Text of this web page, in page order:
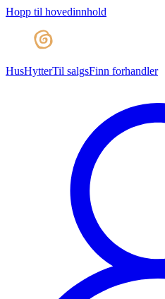
Hopp til hovedinnhold
HusHytterTil salgsFinn forhandler